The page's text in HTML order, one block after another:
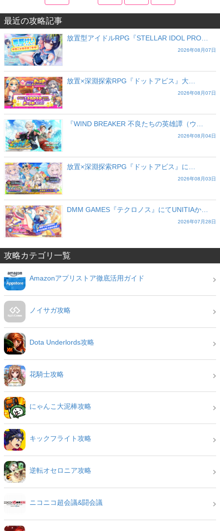
最近の攻略記事
放置型アイドルRPG『STELLAR IDOL PRO…
2026年08月07日
放置×深淵探索RPG『ドットアビス』大…
2026年08月07日
『WIND BREAKER 不良たちの英雄譚（ウ…
2026年08月04日
放置×深淵探索RPG『ドットアビス』に…
2026年08月03日
DMM GAMES『テクロノス』にてUNITIAか…
2026年07月28日
攻略カテゴリ一覧
Amazonアプリストア徹底活用ガイド
ノイサガ攻略
Dota Underlords攻略
花騎士攻略
にゃんこ大泥棒攻略
キックフライト攻略
逆転オセロニア攻略
ニコニコ超会議&闘会議